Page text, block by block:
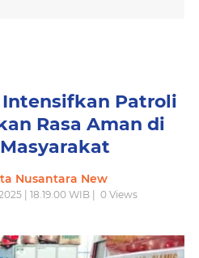
Intensifkan Patroli
Rasa Aman di
Nusantara New
| 18.19.00 WIB | 0 Views